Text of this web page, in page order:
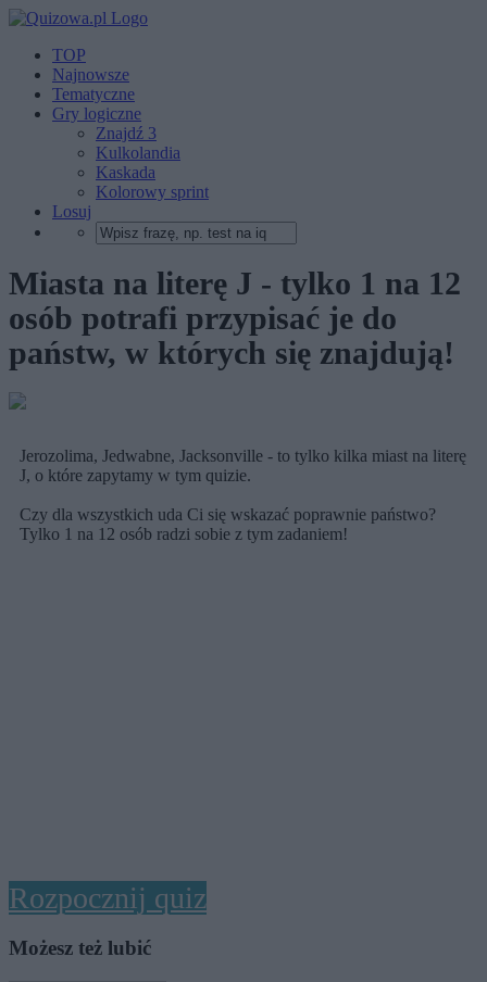
TOP
Najnowsze
Tematyczne
Gry logiczne
Znajdź 3
Kulkolandia
Kaskada
Kolorowy sprint
Losuj
Miasta na literę J - tylko 1 na 12
osób potrafi przypisać je do
państw, w których się znajdują!
Jerozolima, Jedwabne, Jacksonville - to tylko kilka miast na literę
J, o które zapytamy w tym quizie.
Czy dla wszystkich uda Ci się wskazać poprawnie państwo?
Tylko 1 na 12 osób radzi sobie z tym zadaniem!
Rozpocznij quiz
Możesz też lubić